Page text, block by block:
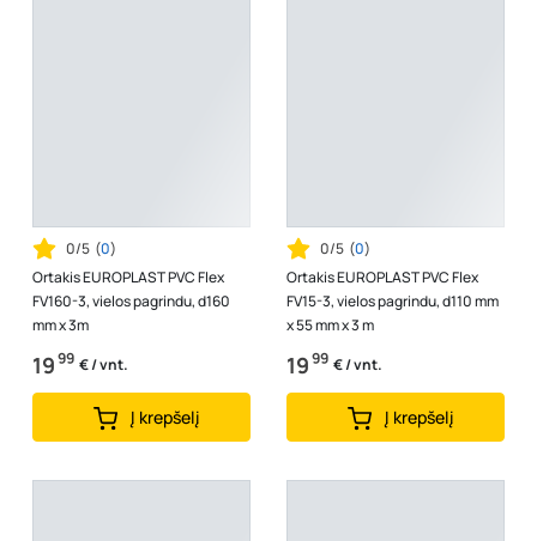
0/5 (0)
Ortakis EUROPLAST PVC Flex
FV160-3, vielos pagrindu, d160
mm x 3m
1999 € / vnt.
Į krepšelį
0/5 (0)
Ortakis EUROPLAST PVC Flex
FV15-3, vielos pagrindu, d110 mm
x 55 mm x 3 m
1999 € / vnt.
Į krepšelį